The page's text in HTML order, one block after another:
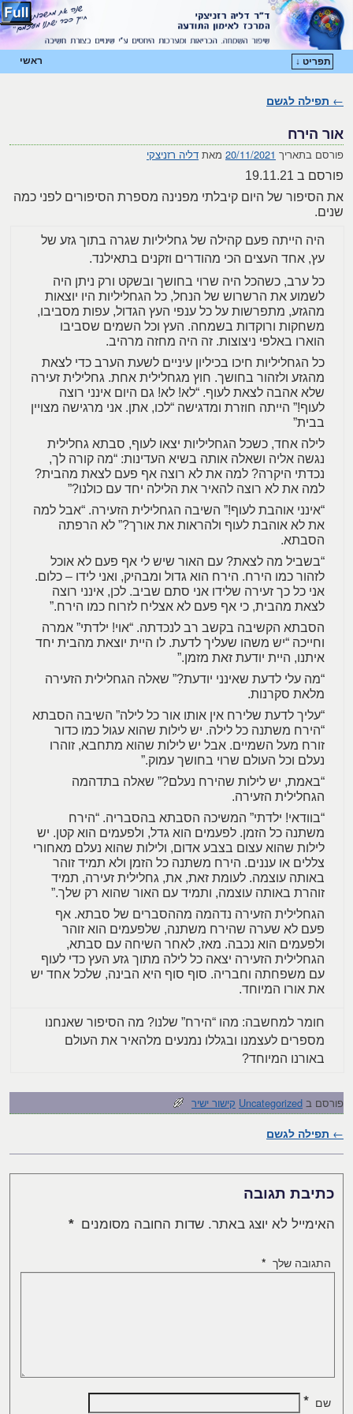
ראשי
תפריט ↓
ניווט בפוסטים
← תפילה לגשם
אור הירח
פורסם בתאריך 20/11/2021 מאת דליה רזניצקי
פורסם ב 19.11.21
את הסיפור של היום קיבלתי מפנינה מספרת הסיפורים לפני כמה
שנים.
היה הייתה פעם קהילה של גחליליות שגרה בתוך גזע של
עץ, אחד העצים הכי מהודרים וזקנים בתאילנד.
כל ערב, כשהכל היה שרוי בחושך ובשקט ורק ניתן היה
לשמוע את הרשרוש של הנחל, כל הגחליליות היו יוצאות
מהגזע, מתפרשות על כל ענפי העץ הגדול, עפות מסביבו,
משחקות ורוקדות בשמחה. העץ וכל השמים שסביבו
הוארו באלפי ניצוצות. זה היה מחזה מרהיב.
כל הגחליליות חיכו בכיליון עיניים לשעת הערב כדי לצאת
מהגזע ולזהור בחושך. חוץ מגחלילית אחת. גחלילית זעירה
שלא אהבה לצאת לעוף. “לא! לא! גם היום אינני רוצה
לעוף!” הייתה חוזרת ומדגישה “לכו, אתן. אני מרגישה מצויין
בבית”
לילה אחד, כשכל הגחליליות יצאו לעוף, סבתא גחלילית
נגשה אליה ושאלה אותה בשיא העדינות: “מה קורה לך,
נכדתי היקרה? למה את לא רוצה אף פעם לצאת מהבית?
למה את לא רוצה להאיר את הלילה יחד עם כולנו?”
“אינני אוהבת לעוף!” השיבה הגחלילית הזעירה. “אבל למה
את לא אוהבת לעוף ולהראות את אורך?” לא הרפתה
הסבתא.
“בשביל מה לצאת? עם האור שיש לי אף פעם לא אוכל
לזהור כמו הירח. הירח הוא גדול ומבהיק, ואני לידו – כלום.
אני כל כך זעירה שלידו אני סתם שביב. לכן, אינני רוצה
לצאת מהבית, כי אף פעם לא אצליח לזרוח כמו הירח.”
הסבתא הקשיבה בקשב רב לנכדתה. “אוי! ילדתי” אמרה
וחייכה “יש משהו שעליך לדעת. לו היית יוצאת מהבית יחד
איתנו, היית יודעת זאת מזמן.”
“מה עלי לדעת שאינני יודעת?” שאלה הגחלילית הזעירה
מלאת סקרנות.
“עליך לדעת שלירח אין אותו אור כל לילה” השיבה הסבתא
“הירח משתנה כל לילה. יש לילות שהוא עגול כמו כדור
זורח מעל השמיים. אבל יש לילות שהוא מתחבא, זוהרו
נעלם וכל העולם שרוי בחושך עמוק.”
“באמת, יש לילות שהירח נעלם?” שאלה בתדהמה
הגחלילית הזעירה.
“בוודאי! ילדתי” המשיכה הסבתא בהסבריה. “הירח
משתנה כל הזמן. לפעמים הוא גדל, ולפעמים הוא קטן. יש
לילות שהוא עצום בצבע אדום, ולילות שהוא נעלם מאחורי
צללים או עננים. הירח משתנה כל הזמן ולא תמיד זוהר
באותה עוצמה. לעומת זאת, את, גחלילית זעירה, תמיד
זוהרת באותה עוצמה, ותמיד עם האור שהוא רק שלך.”
הגחלילית הזעירה נדהמה מההסברים של סבתא. אף
פעם לא שערה שהירח משתנה, שלפעמים הוא זוהר
ולפעמים הוא נכבה. מאז, לאחר השיחה עם סבתא,
הגחלילית הזעירה יצאה כל לילה מתוך גזע העץ כדי לעוף
עם משפחתה וחבריה. סוף סוף היא הבינה, שלכל אחד יש
את אורו המיוחד.
חומר למחשבה: מהו “הירח” שלנו? מה הסיפור שאנחנו
מספרים לעצמנו ובגללו נמנעים מלהאיר את העולם
באורנו המיוחד?
פורסם ב Uncategorized קישור ישיר
ניווט בפוסטים
← תפילה לגשם
כתיבת תגובה
האימייל לא יוצג באתר. שדות החובה מסומנים *
התגובה שלך *
שם *